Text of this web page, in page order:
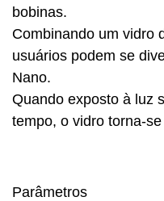
bobinas.
Combinando um vidro
usuários podem se
Nano.
Quando exposto à luz
tempo, o vidro torna-
Parâmetros